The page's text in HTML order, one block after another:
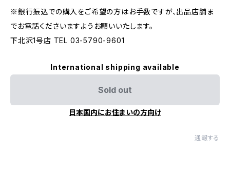
※銀行振込での購入をご希望の方はお手数ですが、出品店舗ま
でお電話くださいますようお願いいたします。
下北沢1号店 TEL 03-5790-9601
International shipping available
Sold out
日本国内にお住まいの方向け
通報する